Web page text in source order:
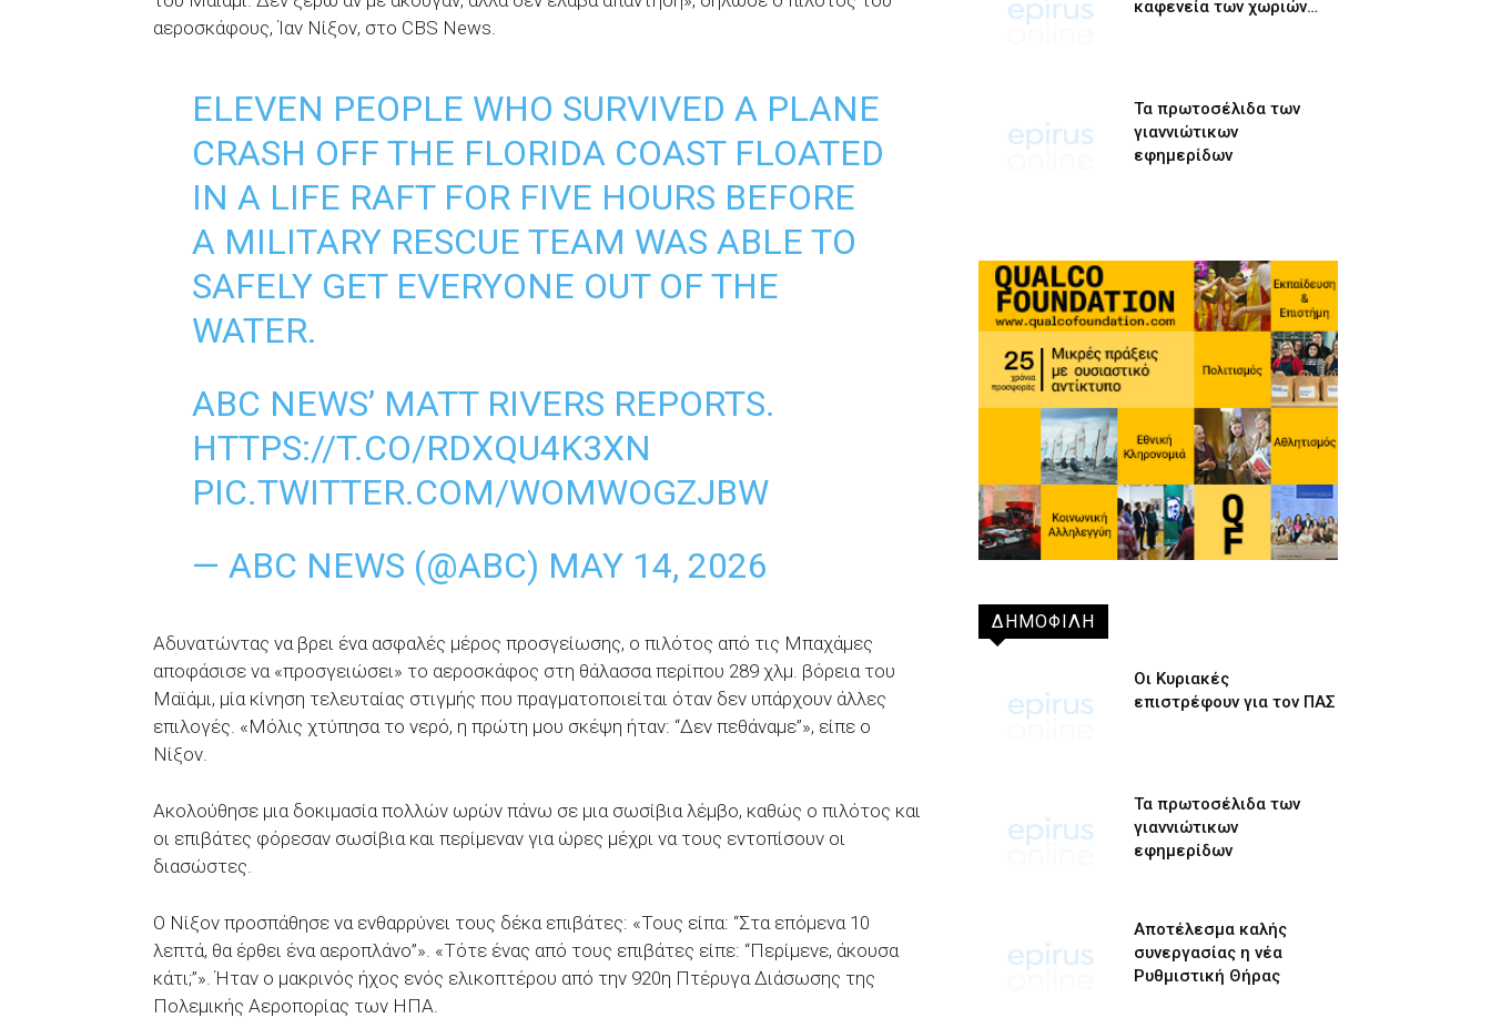
αεροσκάφους, Ίαν Νίξον, στο CBS News.
ELEVEN PEOPLE WHO SURVIVED A PLANE
CRASH OFF THE FLORIDA COAST FLOATED
IN A LIFE RAFT FOR FIVE HOURS BEFORE
A MILITARY RESCUE TEAM WAS ABLE TO
SAFELY GET EVERYONE OUT OF THE
WATER.
ABC NEWS’ MATT RIVERS REPORTS.
HTTPS://T.CO/RDXQU4K3XN
PIC.TWITTER.COM/WOMWOGZJBW
— ABC NEWS (@ABC) MAY 14, 2026
Αδυνατώντας να βρει ένα ασφαλές μέρος προσγείωσης, ο πιλότος από τις Μπαχάμες
αποφάσισε να «προσγειώσει» το αεροσκάφος στη θάλασσα περίπου 289 χλμ. βόρεια του
Μαϊάμι, μία κίνηση τελευταίας στιγμής που πραγματοποιείται όταν δεν υπάρχουν άλλες
επιλογές. «Μόλις χτύπησα το νερό, η πρώτη μου σκέψη ήταν: “Δεν πεθάναμε”», είπε ο
Νίξον.
Ακολούθησε μια δοκιμασία πολλών ωρών πάνω σε μια σωσίβια λέμβο, καθώς ο πιλότος και
οι επιβάτες φόρεσαν σωσίβια και περίμεναν για ώρες μέχρι να τους εντοπίσουν οι
διασώστες.
Ο Νίξον προσπάθησε να ενθαρρύνει τους δέκα επιβάτες: «Τους είπα: “Στα επόμενα 10
λεπτά, θα έρθει ένα αεροπλάνο”». «Τότε ένας από τους επιβάτες είπε: “Περίμενε, άκουσα
κάτι;”». Ήταν ο μακρινός ήχος ενός ελικοπτέρου από την 920η Πτέρυγα Διάσωσης της
Πολεμικής Αεροπορίας των ΗΠΑ.
καφενεία των χωριών…
Τα πρωτοσέλιδα των
γιαννιώτικων
εφημερίδων
ΔΗΜΟΦΙΛΗ
Οι Κυριακές
επιστρέφουν για τον ΠΑΣ
Τα πρωτοσέλιδα των
γιαννιώτικων
εφημερίδων
Αποτέλεσμα καλής
συνεργασίας η νέα
Ρυθμιστική Θήρας